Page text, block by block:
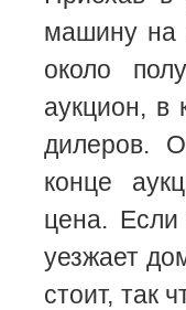
машину на
около
аукцион, в
дилеров.
конце
цена. Если
уезжает
стоит, так